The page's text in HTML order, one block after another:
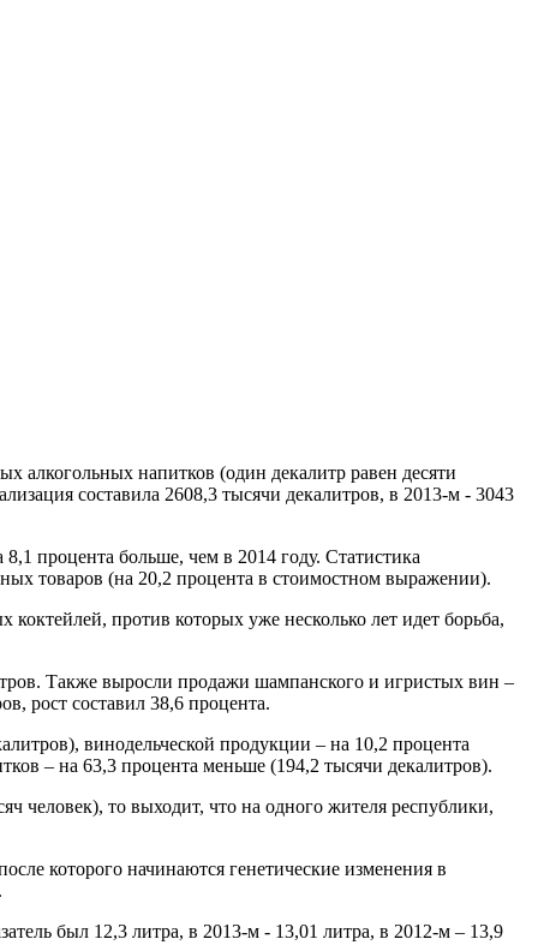
алкогольных напитков (один декалитр равен десяти
составила 2608,3 тысячи декалитров, в 2013-м - 3043
процента больше, чем в 2014 году. Статистика
товаров (на 20,2 процента в стоимостном выражении).
против которых уже несколько лет идет борьба,
Также выросли продажи шампанского и игристых вин –
рост составил 38,6 процента.
винодельческой продукции – на 10,2 процента
– на 63,3 процента меньше (194,2 тысячи декалитров).
человек), то выходит, что на одного жителя республики,
которого начинаются генетические изменения в
был 12,3 литра, в 2013-м - 13,01 литра, в 2012-м – 13,9